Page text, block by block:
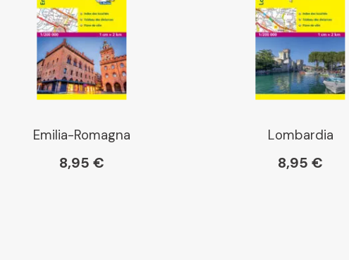
Librairie La Procure
Emilia-Romagna
8,95 €
Lombardia
8,95 €